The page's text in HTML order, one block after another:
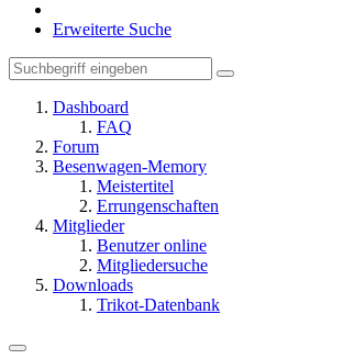
Erweiterte Suche
Dashboard
FAQ
Forum
Besenwagen-Memory
Meistertitel
Errungenschaften
Mitglieder
Benutzer online
Mitgliedersuche
Downloads
Trikot-Datenbank